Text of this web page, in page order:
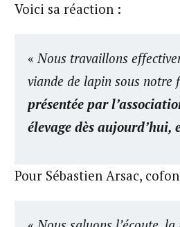
Voici sa réaction :
«Nous travaillons
viande de lapin sous notre
présentée par
élevage dès aujourd’hui,
Pour Sébastien Arsac,